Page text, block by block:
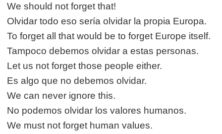
We should not forget that!
Olvidar todo eso sería olvidar la propia Europa.
To forget all that would be to forget Europe itself.
Tampoco debemos olvidar a estas personas.
Let us not forget those people either.
Es algo que no debemos olvidar.
We can never ignore this.
No podemos olvidar los valores humanos.
We must not forget human values.